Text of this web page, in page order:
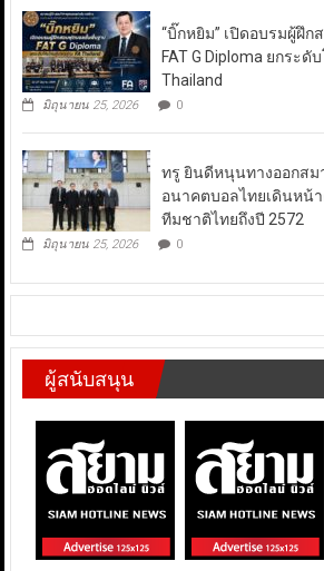
“บิ๊กหยิม” เปิดอบรมผู้ฝึ
FAT G Diploma ยกระ
Thailand
มิถุนายน 25, 2026 0
ทรู ยินดีหนุนทางออกสม
อนาคตบอลไทยเดินหน้
ทีมชาติไทยถึงปี 2572
มิถุนายน 25, 2026 0
ผู้สนับสนุน